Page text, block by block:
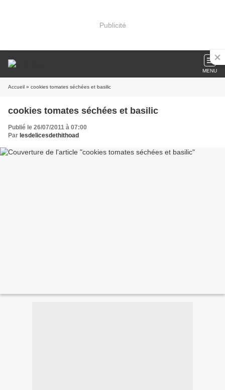
Publicité
MENU
Accueil » cookies tomates séchées et basilic
cookies tomates séchées et basilic
Publié le 26/07/2011 à 07:00
Par lesdelicesdethithoad